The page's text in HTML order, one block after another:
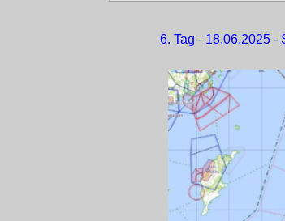
6. Tag - 18.06.2025